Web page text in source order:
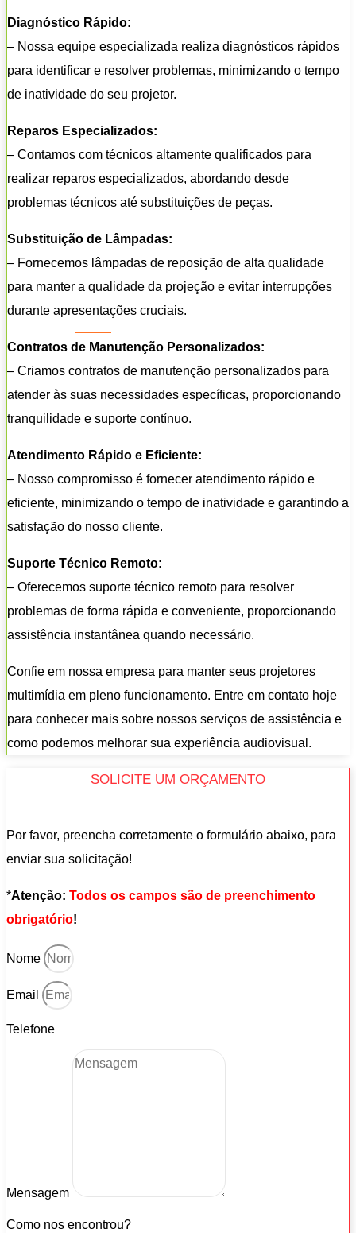
Diagnóstico Rápido:
– Nossa equipe especializada realiza diagnósticos rápidos
para identificar e resolver problemas, minimizando o tempo
de inatividade do seu projetor.
Reparos Especializados:
– Contamos com técnicos altamente qualificados para
realizar reparos especializados, abordando desde
problemas técnicos até substituições de peças.
Substituição de Lâmpadas:
– Fornecemos lâmpadas de reposição de alta qualidade
para manter a qualidade da projeção e evitar interrupções
durante apresentações cruciais.
Contratos de Manutenção Personalizados:
– Criamos contratos de manutenção personalizados para
atender às suas necessidades específicas, proporcionando
tranquilidade e suporte contínuo.
Atendimento Rápido e Eficiente:
– Nosso compromisso é fornecer atendimento rápido e
eficiente, minimizando o tempo de inatividade e garantindo a
satisfação do nosso cliente.
Suporte Técnico Remoto:
– Oferecemos suporte técnico remoto para resolver
problemas de forma rápida e conveniente, proporcionando
assistência instantânea quando necessário.
Confie em nossa empresa para manter seus projetores
multimídia em pleno funcionamento. Entre em contato hoje
para conhecer mais sobre nossos serviços de assistência e
como podemos melhorar sua experiência audiovisual.
SOLICITE UM ORÇAMENTO
Por favor, preencha corretamente o formulário abaixo, para
enviar sua solicitação!
*Atenção: Todos os campos são de preenchimento
obrigatório!
Nome
Email
Telefone
Mensagem
Como nos encontrou?